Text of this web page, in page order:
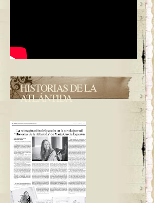
HISTORIAS DE LA
ATLÁNTIDA